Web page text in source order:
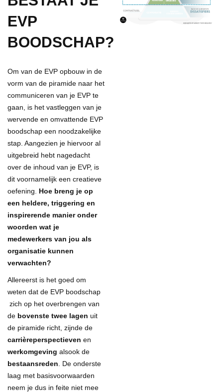
EVP
BOODSCHAP?
Om van de EVP opbouw in de
vorm van de piramide naar het
communiceren van je EVP te
gaan, is het vastleggen van je
wervende en omvattende EVP
boodschap een noodzakelijke
stap. Aangezien je hiervoor al
uitgebreid hebt nagedacht
over de inhoud van je EVP, is
dit voornamelijk een creatieve
oefening. Hoe breng je op
een heldere, triggering en
inspirerende manier onder
woorden wat je
medewerkers van jou als
organisatie kunnen
verwachten?
Allereerst is het goed om
weten dat de EVP boodschap
zich op het overbrengen van
de bovenste twee lagen uit
de piramide richt, zijnde de
carrièreperspectieven en
werkomgeving alsook de
bestaansreden . De onderste
laag met basisvoorwaarden
neem je dus in feite niet mee